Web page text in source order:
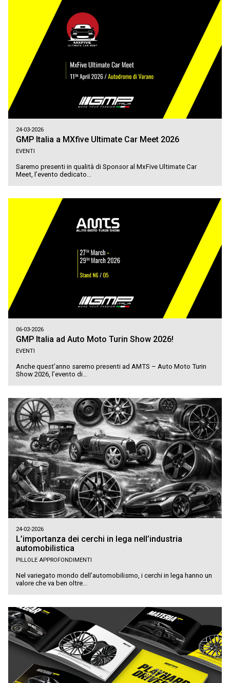
24-03-2026
GMP Italia a MXfive Ultimate Car Meet 2026
EVENTI
Saremo presenti in qualità di Sponsor al MxFive Ultimate Car
Meet, l’evento dedicato...
06-03-2026
GMP Italia ad Auto Moto Turin Show 2026!
EVENTI
Anche quest’anno saremo presenti ad AMTS – Auto Moto Turin
Show 2026, l’evento di...
24-02-2026
L’importanza dei cerchi in lega nell’industria
automobilistica
PILLOLE APPROFONDIMENTI
Nel variegato mondo dell’automobilismo, i cerchi in lega hanno un
valore che va ben oltre...